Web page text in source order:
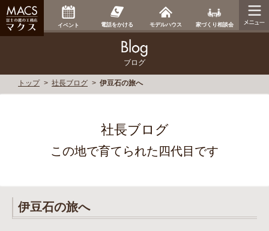
イベント 電話をかける モデルハウス 家づくり相談会
ブログ
トップ 社長ブログ 伊豆石の旅へ
社長ブログ
この地で育てられた四代目です
伊豆石の旅へ